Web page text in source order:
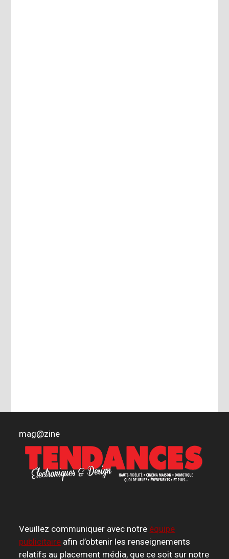
mag@zine
Veuillez communiquer avec notre équipe
publicitaire afin d’obtenir les renseignements
relatifs au placement média, que ce soit sur notre